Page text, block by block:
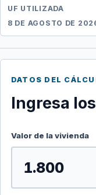
UF UTILIZADA
8 DE AGOSTO DE
DATOS DEL
Ingresa
Valor de la vivienda